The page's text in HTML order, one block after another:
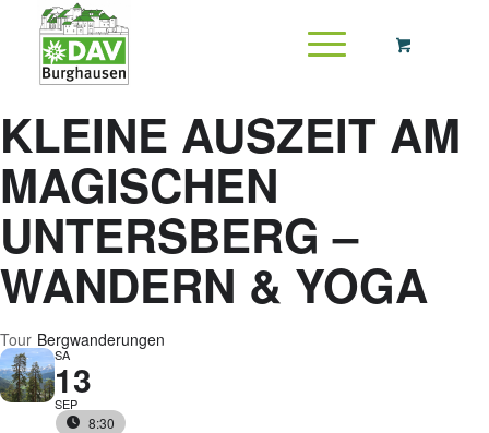
KLEINE AUSZEIT AM
MAGISCHEN
UNTERSBERG –
WANDERN & YOGA
Tour Bergwanderungen
SA
13
SEP
8:30